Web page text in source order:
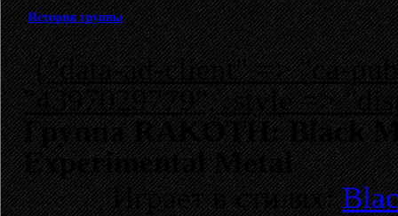
История группы
{"data-ad-client" => "ca-
"4397029779", :style =>
Группа RAKOTH: Black
Experimental Metal
Играет в стилях: